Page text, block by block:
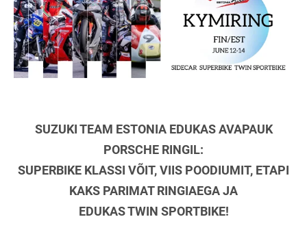
SUZUKI TEAM ESTONIA EDUKAS AVAPAUK
PORSCHE RINGIL:
SUPERBIKE KLASSI VÕIT, VIIS POODIUMIT, ETAPI
KAKS PARIMAT RINGIAEGA JA
EDUKAS TWIN SPORTBIKE!